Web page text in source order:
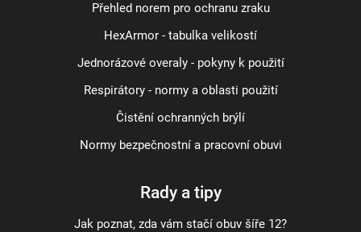
Přehled norem pro ochranu zraku
HexArmor - tabulka velikostí
Jednorázové overaly - pokyny k použití
Respirátory - normy a oblasti použití
Čistění ochranných brýlí
Normy bezpečnostní a pracovní obuvi
Rady a tipy
Jak poznat, zda vám stačí obuv šíře 12?